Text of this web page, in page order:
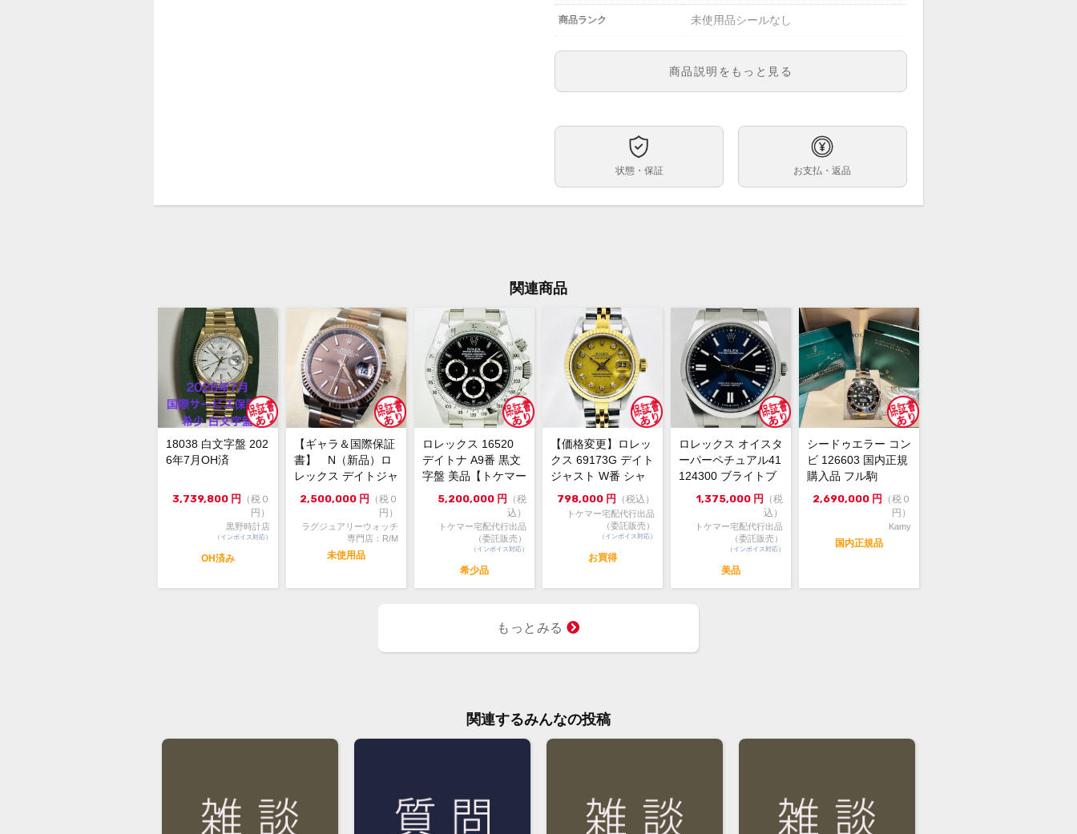
商品ランク 未使用品シールなし
参考定価
ムーブメント
ケースサイズ 43ｍｍ
付属品
箱・保証書(2021年12月印)新ギャランテ
ィ・冊子・クロノメータータグ
状態
ブレスレット調整のしていない未使用品で
すが、バックル部分にわずかな線キズがご
ざいます。
コメント
伝説的なダイバーウォッチ、シードウェラ
ーのコンビネーションモデルが入荷しまし
た！
重厚感そしてコンビネーションの高級感を
兼ね備えた一品をこの機会に是非ご検討下
【お問合せ先】
切れの際はご了承ください。ご来店前に在
ジでご質問頂いてもお答えしておりませ
ん。直接店頭へお問い合わせください。
商品説明をもっと見る
状態・保証 お支払・返品
関連商品
18038 白文字盤 202
6年7月OH済
3,739,800 円
（税０
円）
黒野時計店
（インボイス対応）
OH済み
【ギャラ＆国際保証
書】 N（新品）ロ
レックス デイトジャ
スト126231 36m...
2,500,000 円
（税０
円）
ラグジュアリーウォッチ
専門店：R/M
未使用品
ロレックス 16520
デイトナ A9番 黒文
字盤 美品【トケマー
宅配出品（委託販...
5,200,000 円
（税
込）
トケマー宅配代行出品
（委託販売）
（インボイス対応）
希少品
【価格変更】ロレッ
クス 69173G デイト
ジャスト W番 シャ
ンパンゴールド 中...
798,000 円 （税込）
トケマー宅配代行出品
（委託販売）
（インボイス対応）
お買得
ロレックス オイスタ
ーパーペチュアル41
124300 ブライトブ
ルー 2024年...
1,375,000 円
（税
込）
トケマー宅配代行出品
（委託販売）
（インボイス対応）
美品
シードゥエラー コン
ビ 126603 国内正規
購入品 フル駒
2,690,000 円
（税０
円）
Kamy
国内正規品
もっとみる
関連するみんなの投稿